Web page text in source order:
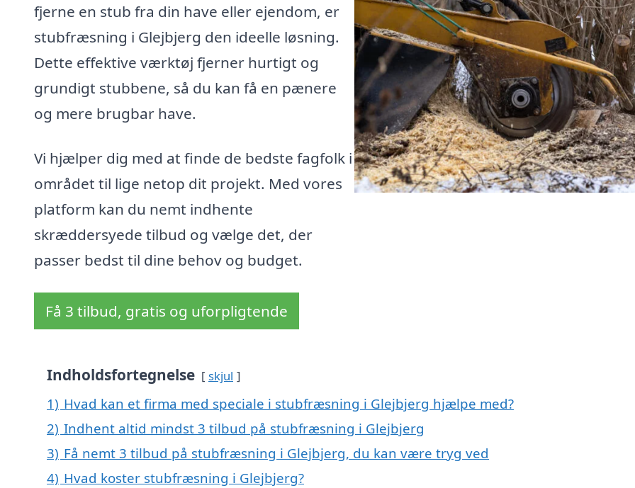
fjerne en stub fra din have eller ejendom, er
stubfræsning i Glejbjerg den ideelle løsning.
Dette effektive værktøj fjerner hurtigt og
grundigt stubbene, så du kan få en pænere
og mere brugbar have.
Vi hjælper dig med at finde de bedste fagfolk i
området til lige netop dit projekt. Med vores
platform kan du nemt indhente
skræddersyede tilbud og vælge det, der
passer bedst til dine behov og budget.
Få 3 tilbud, gratis og uforpligtende
Indholdsfortegnelse skjul
1) Hvad kan et firma med speciale i stubfræsning i Glejbjerg hjælpe med?
2) Indhent altid mindst 3 tilbud på stubfræsning i Glejbjerg
3) Få nemt 3 tilbud på stubfræsning i Glejbjerg, du kan være tryg ved
4) Hvad koster stubfræsning i Glejbjerg?